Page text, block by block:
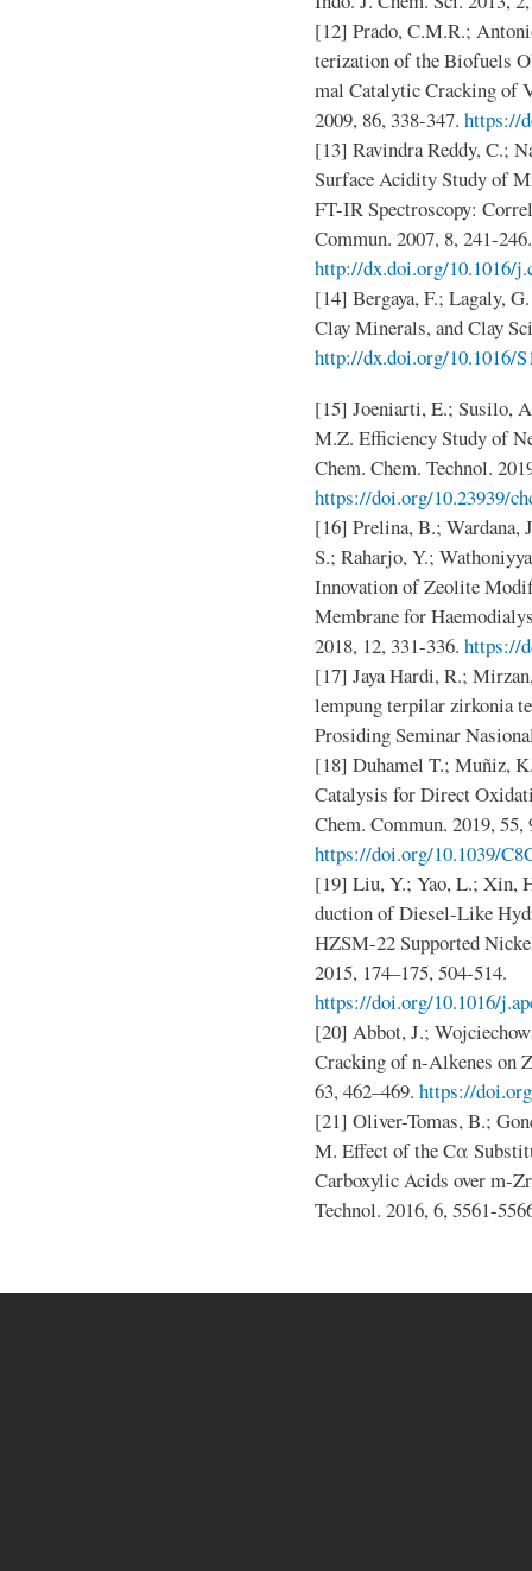
[12] Prado, C.M.R.;
terization of the Biofuels
mal Catalytic Cracking of
2009, 86, 338-347. https://
[13] Ravindra Reddy, C.;
Surface Acidity Study of
FT-IR Spectroscopy:
Commun. 2007, 8, 241-246.
http://dx.doi.org/10.1016/
[14] Bergaya, F.; Lagaly,
Clay Minerals, and Clay
http://dx.doi.org/10.1016/
[15] Joeniarti, E.; Susilo,
M.Z. Efficiency Study of
Chem. Chem. Technol.
https://doi.org/10.23939/
[16] Prelina, B.;
S.; Raharjo, Y.;
Innovation of Zeolite
Membrane for
2018, 12, 331-336. https://
[17] Jaya Hardi, R.;
lempung terpilar zirkonia
Prosiding Seminar
[18] Duhamel T.; Muñiz,
Catalysis for Direct
Chem. Commun. 2019, 55,
https://doi.org/10.1039/
[19] Liu, Y.; Yao, L.; Xin,
duction of Diesel-Like
HZSM-22 Supported
2015, 174–175, 504-514.
https://doi.org/10.1016/
[20] Abbot, J.;
Cracking of n-Alkenes on
63, 462–469. https://
[21] Oliver-Tomas, B.;
M. Effect of the Cα
Carboxylic Acids over m-
Technol. 2016, 6, 5561-